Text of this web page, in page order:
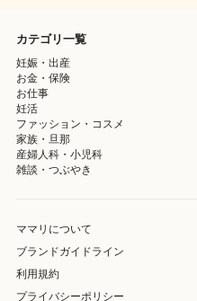
カテゴリ一覧
妊娠・出産
お金・保険
お仕事
妊活
ファッション・コスメ
家族・旦那
産婦人科・小児科
雑談・つぶやき
ママリについて
ブランドガイドライン
利用規約
プライバシーポリシー